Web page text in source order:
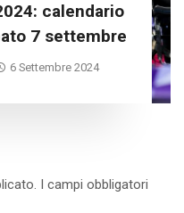
calendario
7 settembre
6 Settembre 2024
I campi obbligatori